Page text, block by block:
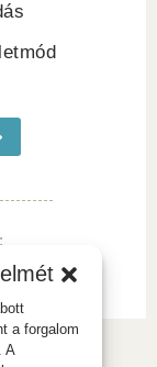
a forgalom
A